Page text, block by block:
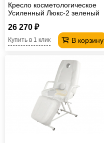
Кресло косметологическое
Усиленный Люкс-2 зеленый
26 270 ₽
В корзину
Купить в 1 клик